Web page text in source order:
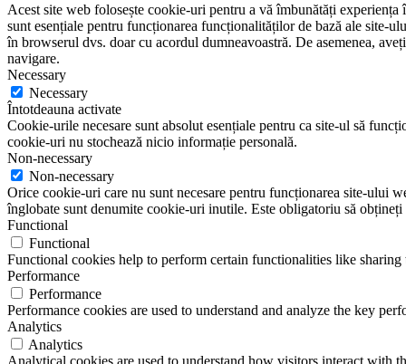
Acest site web folosește cookie-uri pentru a vă îmbunătăți
sunt esențiale pentru funcționarea funcționalităților de bază ale site-
în browserul dvs. doar cu acordul dumneavoastră. De asemenea,
navigare.
Necessary
Necessary
Întotdeauna activate
Cookie-urile necesare sunt absolut esențiale pentru ca site-ul să
cookie-uri nu stochează nicio informație personală.
Non-necessary
Non-necessary
Orice cookie-uri care nu sunt necesare pentru funcționarea site-ului
înglobate sunt denumite cookie-uri inutile. Este obligatoriu să
Functional
Functional
Functional cookies help to perform certain functionalities like
Performance
Performance
Performance cookies are used to understand and analyze the key
Analytics
Analytics
Analytical cookies are used to understand how visitors interact with